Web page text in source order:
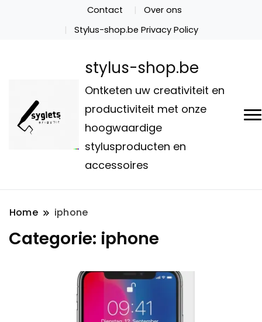
Contact
Over ons
Stylus-shop.be Privacy Policy
stylus-shop.be
Ontketen uw creativiteit en
productiviteit met onze
hoogwaardige
stylusproducten en
accessoires
Home iphone
Categorie: iphone